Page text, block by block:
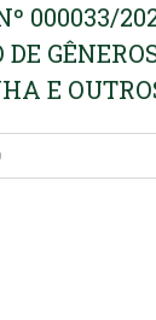
000033/
E